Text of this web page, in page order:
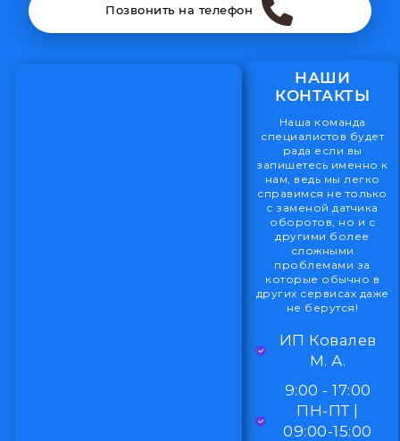
Позвонить на телефон
НАШИ
КОНТАКТЫ
Наша команда
специалистов будет
рада если вы
запишетесь именно к
нам, ведь мы легко
справимся не только
с заменой датчика
оборотов, но и с
другими более
сложными
проблемами за
которые обычно в
других сервисах даже
не берутся!
ИП Ковалев
М. А.
9:00 - 17:00
ПН-ПТ |
09:00-15:00